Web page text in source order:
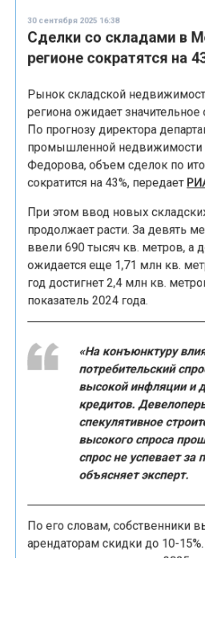
регионе сократятся на
Рынок складской
региона ожидает
По прогнозу директора
промышленной недвижимости
Федорова, объем сделок по
сократится на 43%, передает
продолжает расти. За девять
ввели 690 тысяч кв. метров, а
ожидается еще 1,71 млн кв.
год достигнет 2,4 млн кв.
показатель 2024 года.
«На конъюнктуру
потребительский
высокой инфляции и
кредитов.
спекулятивное
высокого спроса
спрос не успевает
объясняет эксперт.
По его словам, собственники
арендаторам скидки до 10-